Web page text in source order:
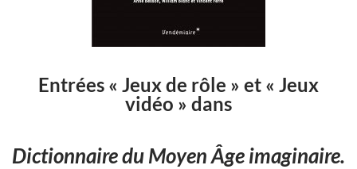
Entrées « Jeux de rôle » et « Jeux
vidéo » dans
Dictionnaire du Moyen Âge imaginaire.